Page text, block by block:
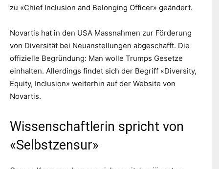
zu «Chief Inclusion and Belonging Officer» geändert.
Novartis hat in den USA Massnahmen zur Förderung
von Diversität bei Neuanstellungen abgeschafft. Die
offizielle Begründung: Man wolle Trumps Gesetze
einhalten. Allerdings findet sich der Begriff «Diversity,
Equity, Inclusion» weiterhin auf der Website von
Novartis.
Wissenschaftlerin spricht von
«Selbstzensur»